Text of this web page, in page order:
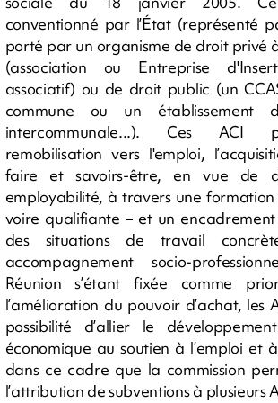
conventionné par l’État (représenté
porté par un organisme de droit privé
(association ou Entreprise
associatif) ou de droit public (un
commune ou un établissement
intercommunale...). Ces ACI
remobilisation vers l'emploi,
faire et savoirs-être, en vue de
employabilité, à travers une
voire qualifiante – et un
des situations de travail
accompagnement socio-
Réunion s’étant fixée comme
l’amélioration du pouvoir d’achat, les
possibilité d’allier le
économique au soutien à l’emploi et à
dans ce cadre que la commission
l’attribution de subventions à plusieurs